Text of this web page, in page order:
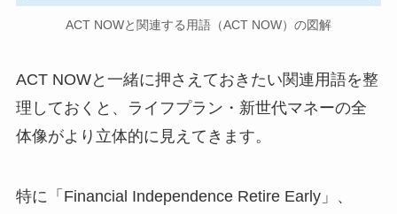
ACT NOWと関連する用語（ACT NOW）の図解
ACT NOWと一緒に押さえておきたい関連用語を整
理しておくと、ライフプラン・新世代マネーの全
体像がより立体的に見えてきます。
特に「Financial Independence Retire Early」、